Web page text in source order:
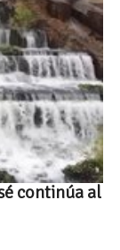
continúa al